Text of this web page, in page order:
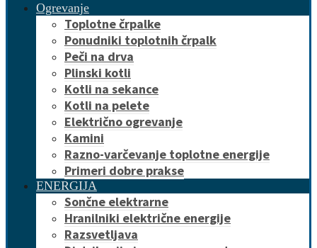
Ogrevanje
Toplotne črpalke
Ponudniki toplotnih črpalk
Peči na drva
Plinski kotli
Kotli na sekance
Kotli na pelete
Električno ogrevanje
Kamini
Razno-varčevanje toplotne energije
Primeri dobre prakse
ENERGIJA
Sončne elektrarne
Hranilniki električne energije
Razsvetljava